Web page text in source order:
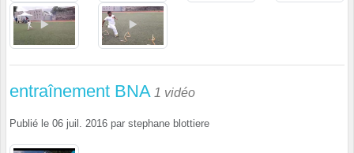
entraînement BNA 1 vidéo
Publié le 06 juil. 2016 par stephane blottiere